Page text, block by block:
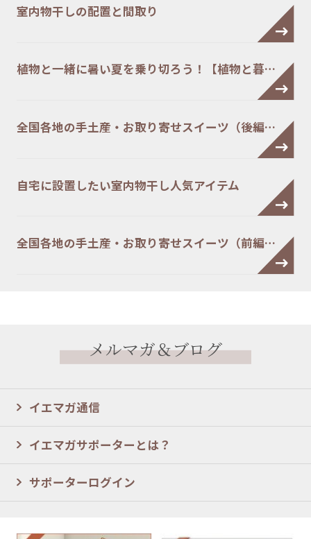
室内物干しの配置と間取り
植物と一緒に暑い夏を乗り切ろう！【植物と暮…
全国各地の手土産・お取り寄せスイーツ（後編…
自宅に設置したい室内物干し人気アイテム
全国各地の手土産・お取り寄せスイーツ（前編…
メルマガ＆ブログ
イエマガ通信
イエマガサポーターとは？
サポーターログイン